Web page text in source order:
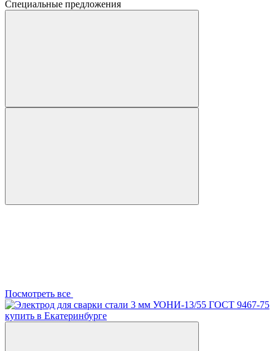
Специальные предложения
Посмотреть все